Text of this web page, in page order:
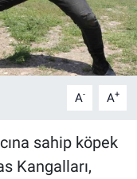
A- A+
sahip köpek
Kangalları,